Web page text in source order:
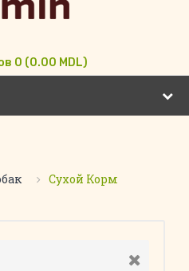
0 (0.00 MDL)
Сухой Корм